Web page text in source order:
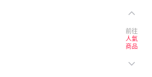
前往
人氣
商品